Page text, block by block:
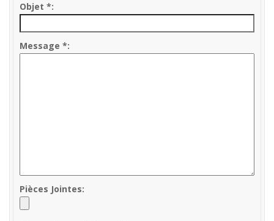
Objet *
Message *
Pièces Jointes